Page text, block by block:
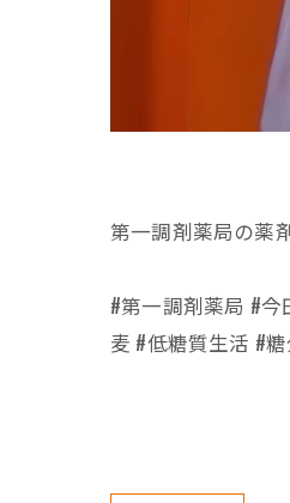
第一調剤薬局の薬
#第一調剤薬局 #
麦 #低糖質生活 #